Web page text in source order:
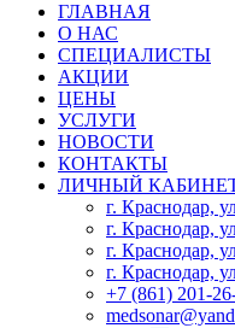
ГЛАВНАЯ
О НАС
СПЕЦИАЛИСТЫ
АКЦИИ
ЦЕНЫ
УСЛУГИ
НОВОСТИ
КОНТАКТЫ
ЛИЧНЫЙ
г. Краснодар,
г. Краснодар,
г. Краснодар,
г. Краснодар,
+7 (861) 201-